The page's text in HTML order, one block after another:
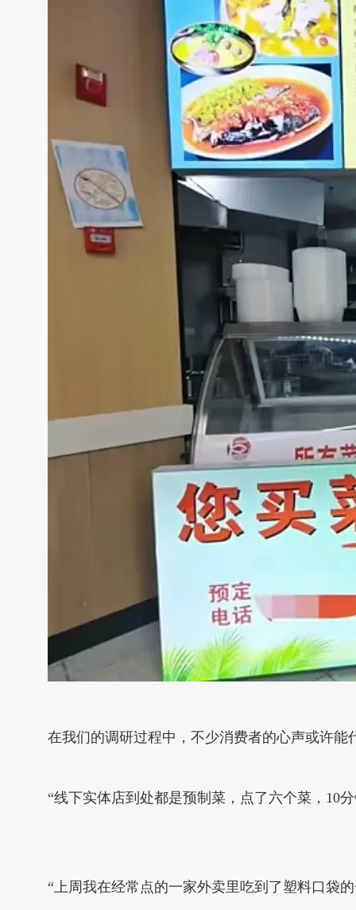
在我们的调研过程中，不少消费者的心声或许能
“线下实体店到处都是预制菜，点了六个菜，10
“上周我在经常点的一家外卖里吃到了塑料口袋